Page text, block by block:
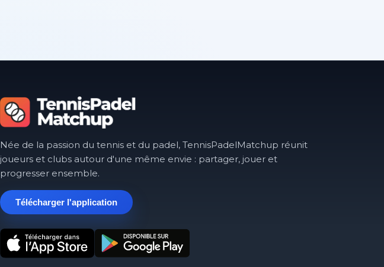
Née de la passion du tennis et du padel, TennisPadelMatchup réunit
joueurs et clubs autour d'une même envie : partager, jouer et
progresser ensemble.
Télécharger l'application